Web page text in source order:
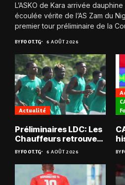
L’ASKO de Kara arrivée
écoulée vérite de l’AS Zam du
premier tour préliminaire de la
BYFOOT.TG 6 AOÛT 2026
Actualité
Préliminaires LDC: Les
Chauffeurs retrouvent
les Mimos
BYFOOT.TG 6 AOÛT 2026 BY